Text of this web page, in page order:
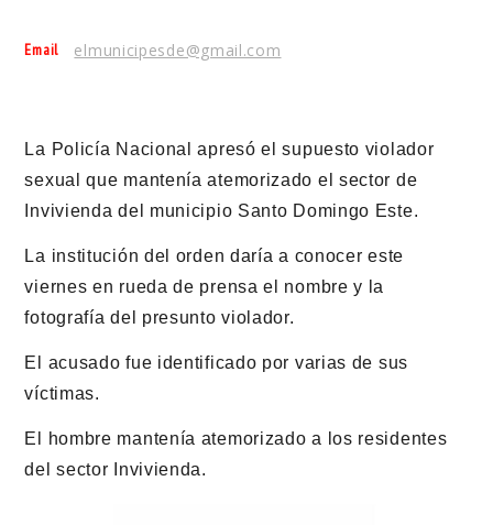
Email elmunicipesde@gmail.com
La Policía Nacional apresó el supuesto violador
sexual que mantenía atemorizado el sector de
Invivienda del municipio Santo Domingo Este.
La institución del orden daría a conocer este
viernes en rueda de prensa el nombre y la
fotografía del presunto violador.
El acusado fue identificado por varias de sus
víctimas.
El hombre mantenía atemorizado a los residentes
del sector Invivienda.